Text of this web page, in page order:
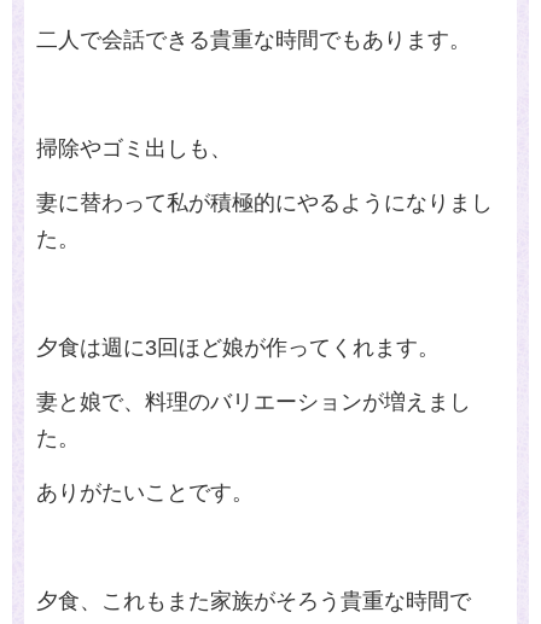
二人で会話できる貴重な時間でもあります。
掃除やゴミ出しも、
妻に替わって私が積極的にやるようになりまし
た。
夕食は週に3回ほど娘が作ってくれます。
妻と娘で、料理のバリエーションが増えまし
た。
ありがたいことです。
夕食、これもまた家族がそろう貴重な時間で